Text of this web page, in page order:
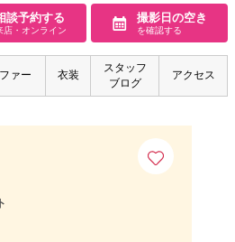
談予約する
店・オンライン
撮影日の空き
を確認する
ァー 衣装
スタッフ
ブログ
アクセス